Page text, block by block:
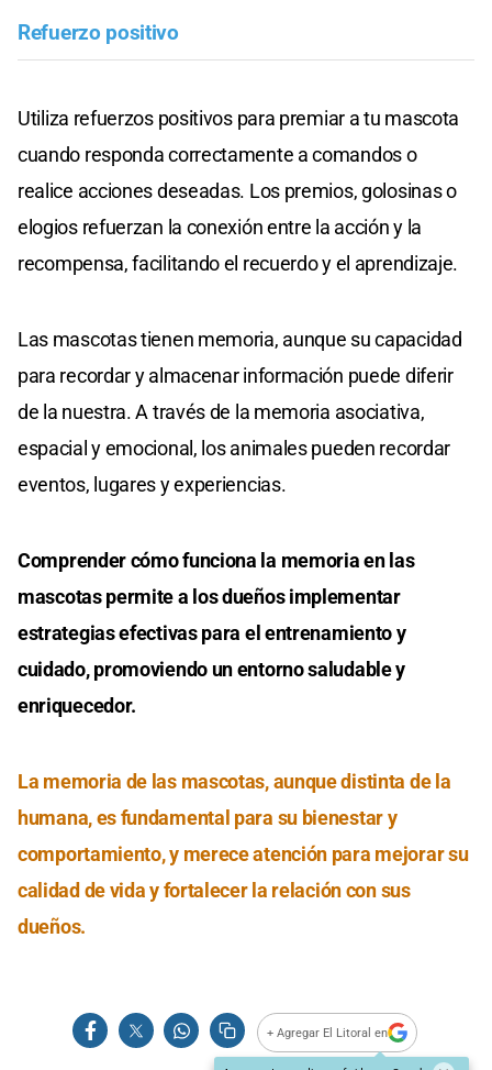
Refuerzo positivo
Utiliza refuerzos positivos para premiar a tu mascota
cuando responda correctamente a comandos o
realice acciones deseadas. Los premios, golosinas o
elogios refuerzan la conexión entre la acción y la
recompensa, facilitando el recuerdo y el aprendizaje.
Las mascotas tienen memoria, aunque su capacidad
para recordar y almacenar información puede diferir
de la nuestra. A través de la memoria asociativa,
espacial y emocional, los animales pueden recordar
eventos, lugares y experiencias.
Comprender cómo funciona la memoria en las
mascotas permite a los dueños implementar
estrategias efectivas para el entrenamiento y
cuidado, promoviendo un entorno saludable y
enriquecedor.
La memoria de las mascotas, aunque distinta de la
humana, es fundamental para su bienestar y
comportamiento, y merece atención para mejorar su
calidad de vida y fortalecer la relación con sus
dueños.
+ Agregar El Litoral en